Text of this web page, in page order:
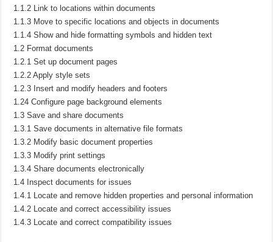
1.1.2 Link to locations within documents
1.1.3 Move to specific locations and objects in documents
1.1.4 Show and hide formatting symbols and hidden text
1.2 Format documents
1.2.1 Set up document pages
1.2.2 Apply style sets
1.2.3 Insert and modify headers and footers
1.24 Configure page background elements
1.3 Save and share documents
1.3.1 Save documents in alternative file formats
1.3.2 Modify basic document properties
1.3.3 Modify print settings
1.3.4 Share documents electronically
1.4 Inspect documents for issues
1.4.1 Locate and remove hidden properties and personal information
1.4.2 Locate and correct accessibility issues
1.4.3 Locate and correct compatibility issues